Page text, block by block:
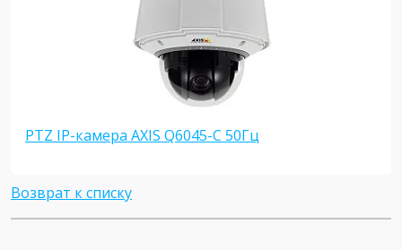
PTZ IP-камера AXIS Q6045-C 50Гц
Возврат к списку